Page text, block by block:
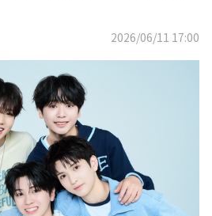
2026/06/11 17:00